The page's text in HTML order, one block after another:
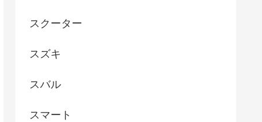
スクーター
スズキ
スバル
スマート